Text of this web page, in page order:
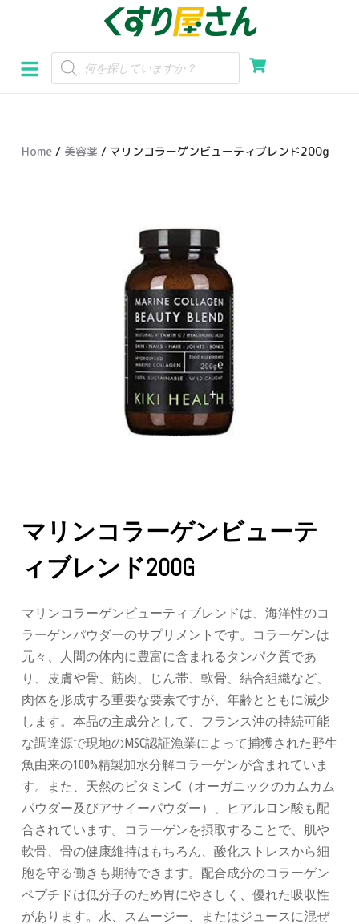
ン
テ
スHome / 美容薬 / マリンコラーゲンビューティブレンド200g
マリンコラーゲンビューテ
ィブレンド200G
マリンコラーゲンビューティブレンドは、海洋性のコ
ラーゲンパウダーのサプリメントです。コラーゲンは
元々、人間の体内に豊富に含まれるタンパク質であ
り、皮膚や骨、筋肉、じん帯、軟骨、結合組織など、
肉体を形成する重要な要素ですが、年齢とともに減少
します。本品の主成分として、フランス沖の持続可能
な調達源で現地のMSC認証漁業によって捕獲された野生
魚由来の100%精製加水分解コラーゲンが含まれていま
す。また、天然のビタミンC（オーガニックのカムカム
パウダー及びアサイーパウダー）、ヒアルロン酸も配
合されています。コラーゲンを摂取することで、肌や
軟骨、骨の健康維持はもちろん、酸化ストレスから細
胞を守る働きも期待できます。配合成分のコラーゲン
ペプチドは低分子のため胃にやさしく、優れた吸収性
があります。水、スムージー、またはジュースに混ぜ